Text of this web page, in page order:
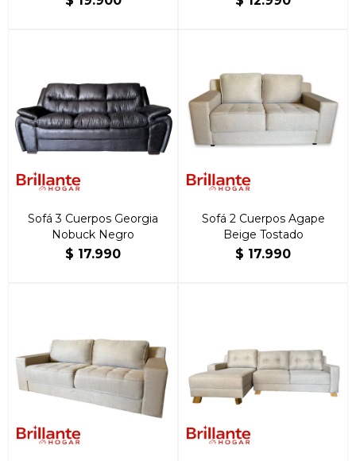
Sofá 3 Cuerpos Georgia
Nobuck Negro
$ 17.990
Sofá 2 Cuerpos Agape
Beige Tostado
$ 17.990